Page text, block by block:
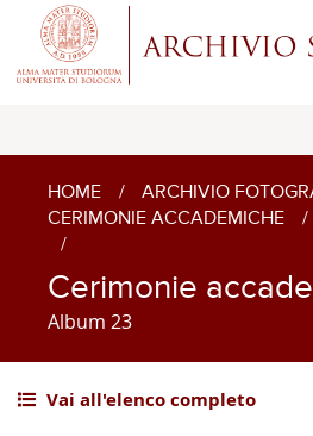
HOME / ARCHIVIO
CERIMONIE ACCADEMICHE
/
/
Cerimonie
Album 23
Vai all'elenco completo